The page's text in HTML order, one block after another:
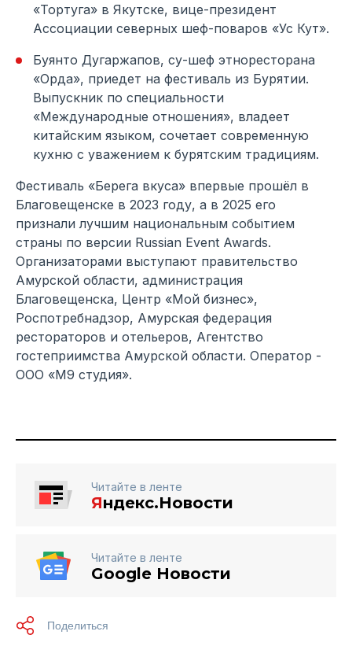
«Тортуга» в Якутске, вице-президент
Ассоциации северных шеф-поваров «Ус Кут».
Буянто Дугаржапов, су-шеф этноресторана
«Орда», приедет на фестиваль из Бурятии.
Выпускник по специальности
«Международные отношения», владеет
китайским языком, сочетает современную
кухню с уважением к бурятским традициям.
Фестиваль «Берега вкуса» впервые прошёл в
Благовещенске в 2023 году, а в 2025 его
признали лучшим национальным событием
страны по версии Russian Event Awards.
Организаторами выступают правительство
Амурской области, администрация
Благовещенска, Центр «Мой бизнес»,
Роспотребнадзор, Амурская федерация
рестораторов и отельеров, Агентство
гостеприимства Амурской области. Оператор -
ООО «М9 студия».
Читайте в ленте
Яндекс.Новости
Читайте в ленте
Google Новости